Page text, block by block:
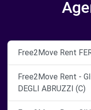
Free2Move Rent
Free2Move Rent -
DEGLI ABRUZZI (C)